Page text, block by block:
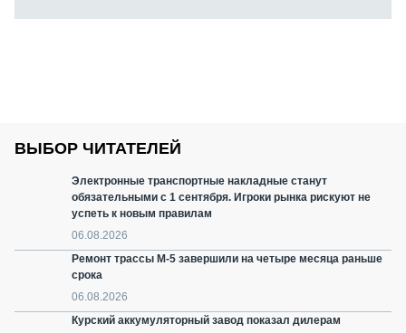
ВЫБОР ЧИТАТЕЛЕЙ
Электронные транспортные накладные станут
обязательными с 1 сентября. Игроки рынка рискуют не
успеть к новым правилам
06.08.2026
Ремонт трассы М-5 завершили на четыре месяца раньше
срока
06.08.2026
Курский аккумуляторный завод показал дилерам